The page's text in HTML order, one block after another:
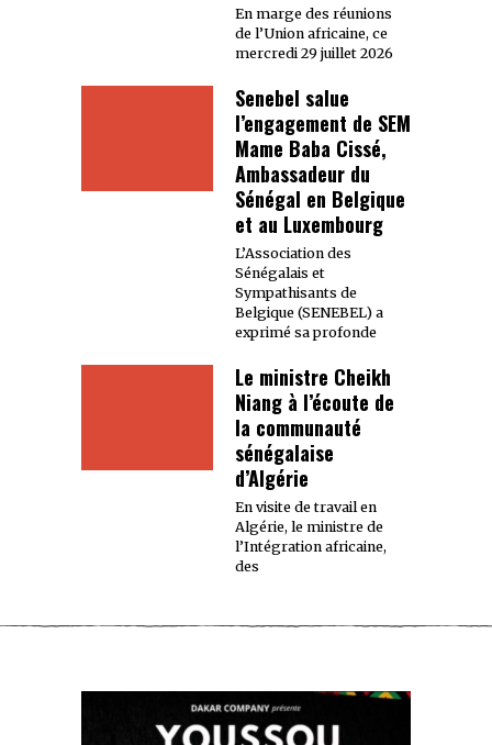
En marge des réunions
de l’Union africaine, ce
mercredi 29 juillet 2026
Senebel salue
l’engagement de SEM
Mame Baba Cissé,
Ambassadeur du
Sénégal en Belgique
et au Luxembourg
L’Association des
Sénégalais et
Sympathisants de
Belgique (SENEBEL) a
exprimé sa profonde
Le ministre Cheikh
Niang à l’écoute de
la communauté
sénégalaise
d’Algérie
En visite de travail en
Algérie, le ministre de
l’Intégration africaine,
des